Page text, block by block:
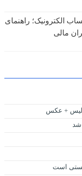
الکترونیک؛ راهنمای
مالی
+ عکس
شد
است